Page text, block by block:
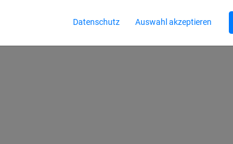
Datenschutz Auswahl akzeptieren